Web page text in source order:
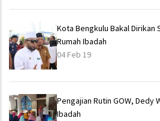
Kota Bengkulu Bakal Dirikan
Rumah Ibadah
04 Feb 19
Pengajian Rutin GOW, Dedy
Ibadah